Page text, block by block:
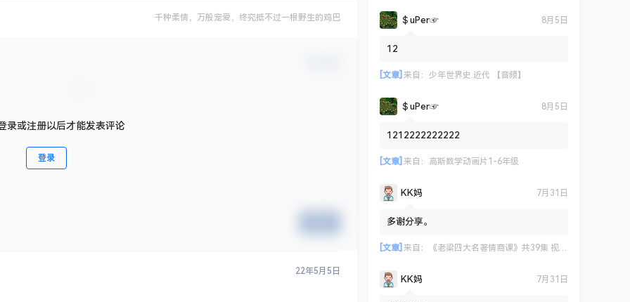
千种柔情，万般宠爱，终究抵不过一根野生的鸡巴
录或注册以后才能发表评论
登录
22年5月5日
＄uΡer☞ 8月5日
12
[文章] 来自： 少年世界史.近代 【音频】
＄uΡer☞ 8月5日
1212222222222
[文章] 来自： 高斯数学动画片1-6年级
KK妈 7月31日
多谢分享。
[文章] 来自： 《老梁四大名著情商课》共39集 视频课程
KK妈 7月31日